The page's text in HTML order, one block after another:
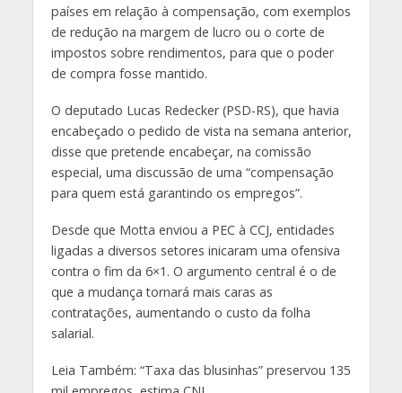
países em relação à compensação, com exemplos
de redução na margem de lucro ou o corte de
impostos sobre rendimentos, para que o poder
de compra fosse mantido.
O deputado Lucas Redecker (PSD-RS), que havia
encabeçado o pedido de vista na semana anterior,
disse que pretende encabeçar, na comissão
especial, uma discussão de uma “compensação
para quem está garantindo os empregos”.
Desde que Motta enviou a PEC à CCJ, entidades
ligadas a diversos setores inicaram uma ofensiva
contra o fim da 6×1. O argumento central é o de
que a mudança tornará mais caras as
contratações, aumentando o custo da folha
salarial.
Leia Também: “Taxa das blusinhas” preservou 135